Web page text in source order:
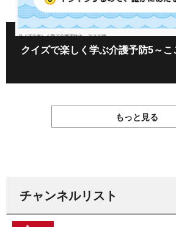
クイズで楽しく学ぶ介護予防5～こ
もっと見る
チャンネルリスト